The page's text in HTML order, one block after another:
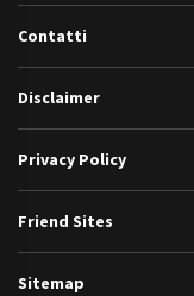
Contatti
Disclaimer
Privacy Policy
Friend Sites
Sitemap